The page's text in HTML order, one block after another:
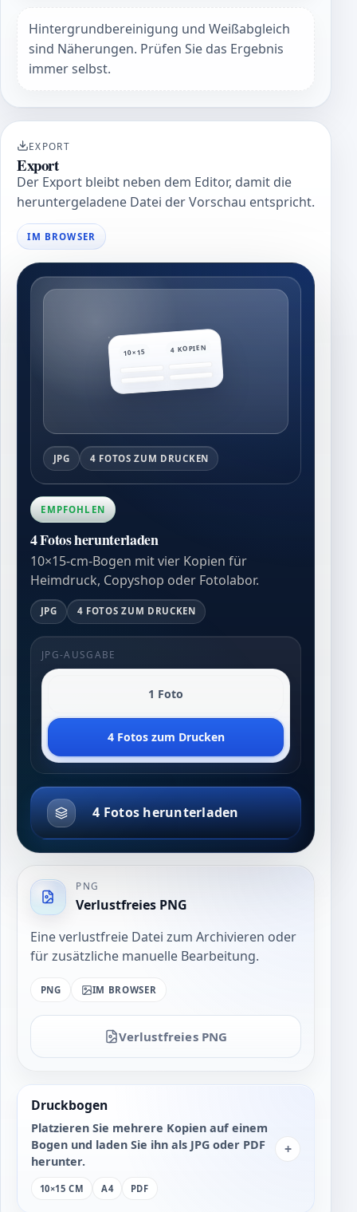
Hintergrundbereinigung und Weißabgleich
sind Näherungen. Prüfen Sie das Ergebnis
immer selbst.
EXPORT
Export
Der Export bleibt neben dem Editor, damit die
heruntergeladene Datei der Vorschau entspricht.
IM BROWSER
10×15 4 KOPIEN
JPG 4 FOTOS ZUM DRUCKEN
EMPFOHLEN
4 Fotos herunterladen
10×15-cm-Bogen mit vier Kopien für
Heimdruck, Copyshop oder Fotolabor.
JPG 4 FOTOS ZUM DRUCKEN
JPG-AUSGABE
1 Foto
4 Fotos zum Drucken
4 Fotos herunterladen
PNG
Verlustfreies PNG
Eine verlustfreie Datei zum Archivieren oder
für zusätzliche manuelle Bearbeitung.
PNG IM BROWSER
Verlustfreies PNG
Druckbogen
Platzieren Sie mehrere Kopien auf einem
Bogen und laden Sie ihn als JPG oder PDF
herunter.
10×15 CM A4 PDF
+